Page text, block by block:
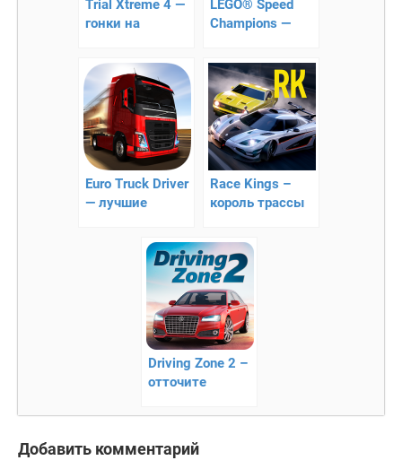
Trial Xtreme 4 —
гонки на
LEGO® Speed
Champions —
Euro Truck Driver
— лучшие
для Android
Race Kings –
король трассы
Driving Zone 2 –
отточите
вождения
Добавить комментарий